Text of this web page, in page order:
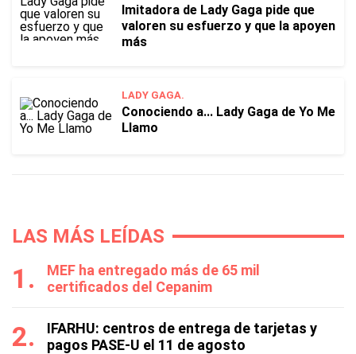
Imitadora de Lady Gaga pide que
valoren su esfuerzo y que la apoyen
más
LADY GAGA.
Conociendo a... Lady Gaga de Yo Me
Llamo
LAS MÁS LEÍDAS
MEF ha entregado más de 65 mil
certificados del Cepanim
IFARHU: centros de entrega de tarjetas y
pagos PASE-U el 11 de agosto